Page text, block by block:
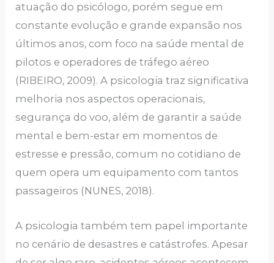
atuação do psicólogo, porém segue em
constante evolução e grande expansão nos
últimos anos, com foco na saúde mental de
pilotos e operadores de tráfego aéreo
(RIBEIRO, 2009). A psicologia traz significativa
melhoria nos aspectos operacionais,
segurança do voo, além de garantir a saúde
mental e bem-estar em momentos de
estresse e pressão, comum no cotidiano de
quem opera um equipamento com tantos
passageiros (NUNES, 2018).
A psicologia também tem papel importante
no cenário de desastres e catástrofes. Apesar